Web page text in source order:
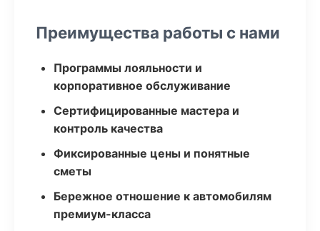
Преимущества работы с нами
Программы лояльности и
корпоративное обслуживание
Сертифицированные мастера и
контроль качества
Фиксированные цены и понятные
сметы
Бережное отношение к автомобилям
премиум-класса